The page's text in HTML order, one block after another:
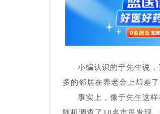
小编认识的于先生说
多的邻居在养老金上却差
事实上，像于先生这